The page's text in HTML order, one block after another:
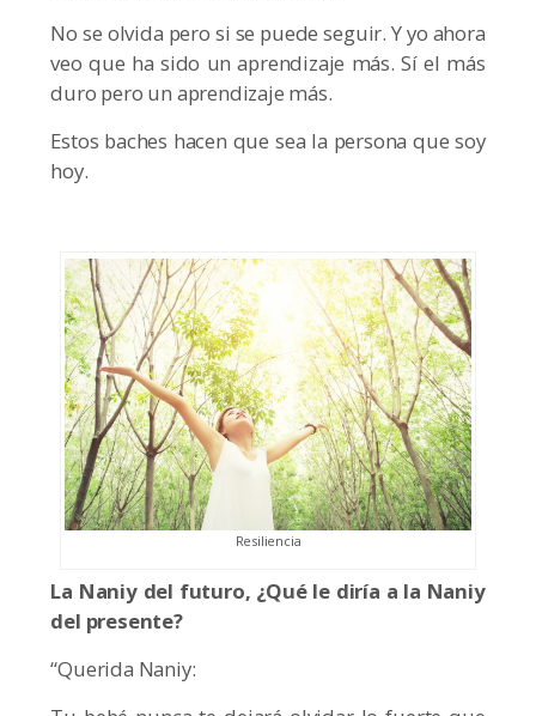
No se olvida pero si se puede seguir. Y yo ahora
veo que ha sido un aprendizaje más. Sí el más
duro pero un aprendizaje más.
Estos baches hacen que sea la persona que soy
hoy.
Resiliencia
La Naniy del futuro, ¿Qué le diría a la Naniy
del presente?
“Querida Naniy: